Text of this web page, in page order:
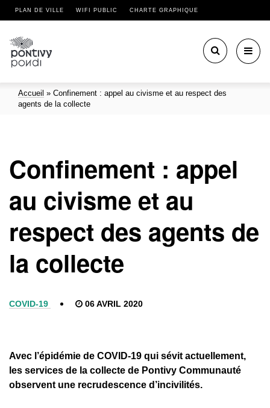
PLAN DE VILLE WIFI PUBLIC CHARTE GRAPHIQUE
Accueil » Confinement : appel au civisme et au respect des
agents de la collecte
Confinement : appel
au civisme et au
respect des agents de
la collecte
COVID-19 06 AVRIL 2020
Avec l’épidémie de COVID-19 qui sévit actuellement,
les services de la collecte de Pontivy Communauté
observent une recrudescence d’incivilités.